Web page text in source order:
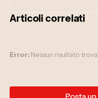
Articoli correlati
Error: Nessun risultato
Posta